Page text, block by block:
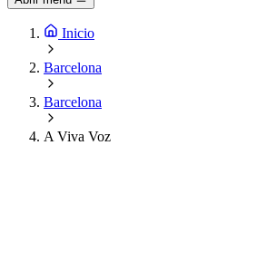
Inicio
Barcelona
Barcelona
A Viva Voz